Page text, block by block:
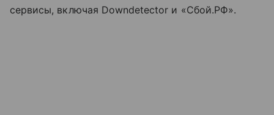
сервисы, включая Downdetector и «Сбой.РФ».